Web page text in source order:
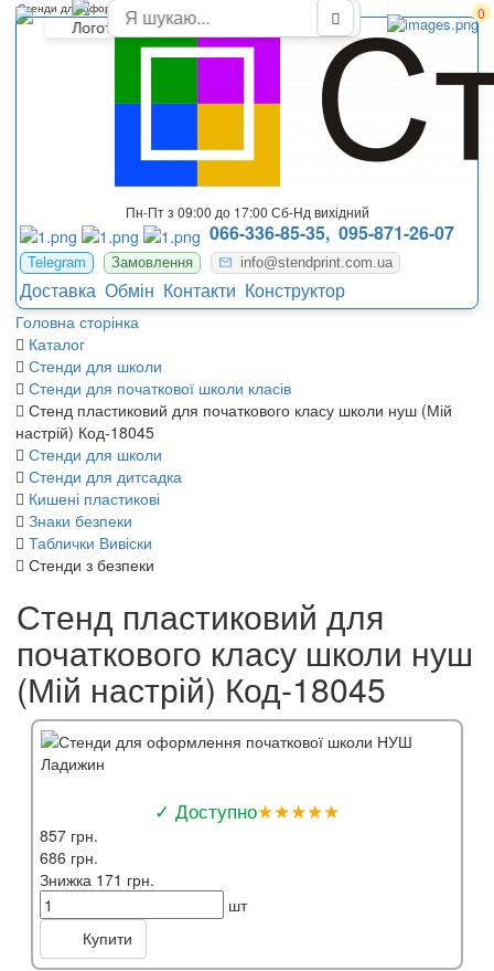
0
Пн-Пт з 09:00 до 17:00 Сб-Нд вихідний
066-336-85-35, 095-871-26-07
Telegram Замовлення info@stendprint.com.ua
Доставка Обмін Контакти Конструктор
Головна сторінка
Каталог
Стенди для школи
Стенди для початкової школи класів
Стенд пластиковий для початкового класу школи нуш (Мій
настрій) Код-18045
Стенди для школи
Стенди для дитсадка
Кишені пластикові
Знаки безпеки
Таблички Вивіски
Стенди з безпеки
Стенди для оформлення початкової школи НУШ Ладижин
Стенд пластиковий для
початкового класу школи нуш
(Мій настрій) Код-18045
✓ Доступно★★★★★
857 грн.
686 грн.
Знижка 171 грн.
шт
Купити